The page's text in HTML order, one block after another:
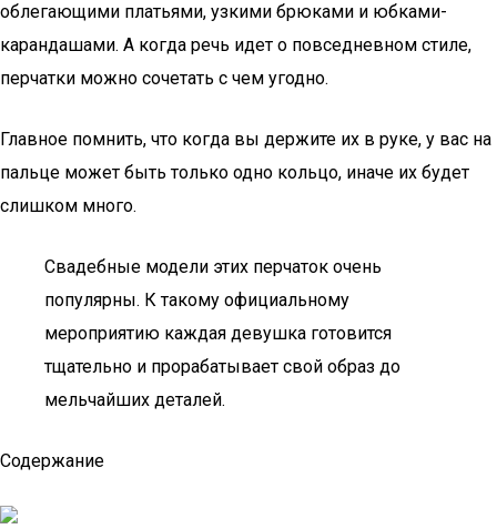
облегающими платьями, узкими брюками и юбками-
карандашами. А когда речь идет о повседневном стиле,
перчатки можно сочетать с чем угодно.
Главное помнить, что когда вы держите их в руке, у вас на
пальце может быть только одно кольцо, иначе их будет
слишком много.
Свадебные модели этих перчаток очень
популярны. К такому официальному
мероприятию каждая девушка готовится
тщательно и прорабатывает свой образ до
мельчайших деталей.
Содержание